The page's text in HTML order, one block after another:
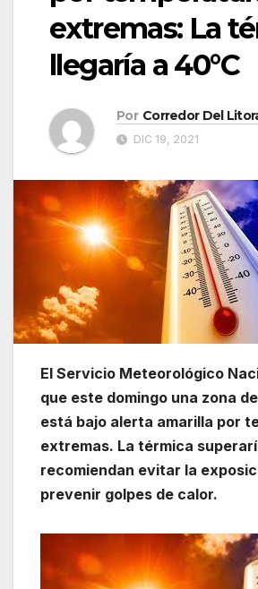
extremas: La
llegaría a 40°C
Por Corredor Del
DIC 19, 2021
El Servicio Meteorológico
que este domingo una zona
está bajo alerta amarilla por
extremas. La térmica
recomiendan evitar la
prevenir golpes de calor.